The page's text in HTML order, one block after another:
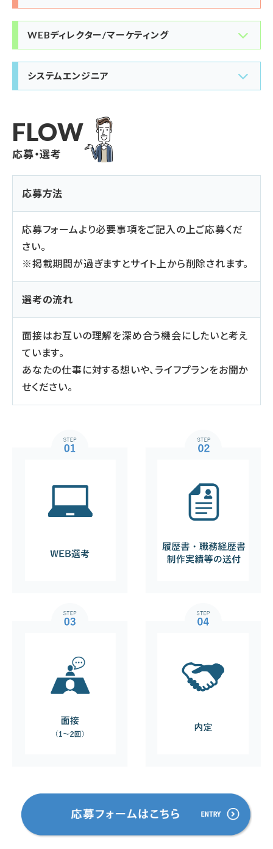
WEBディレクター/マーケティング
システムエンジニア
FLOW
応募・選考
応募方法
応募フォームより必要事項をご記入の上ご応募くだ
さい。
※掲載期間が過ぎますとサイト上から削除されます。
選考の流れ
面接はお互いの理解を深め合う機会にしたいと考え
ています。
あなたの仕事に対する想いや、ライフプランをお聞か
せください。